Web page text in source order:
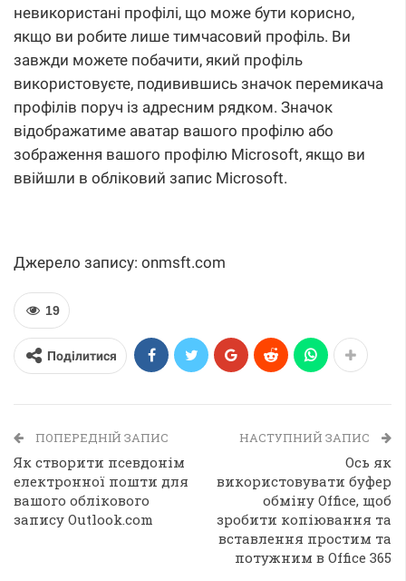
невикористані профілі, що може бути корисно,
якщо ви робите лише тимчасовий профіль. Ви
завжди можете побачити, який профіль
використовуєте, подивившись значок перемикача
профілів поруч із адресним рядком. Значок
відображатиме аватар вашого профілю або
зображення вашого профілю Microsoft, якщо ви
ввійшли в обліковий запис Microsoft.
Джерело запису: onmsft.com
19
Поділитися
ПОПЕРЕДНІЙ ЗАПИС
Як створити псевдонім
електронної пошти для
вашого облікового
запису Outlook.com
НАСТУПНИЙ ЗАПИС
Ось як
використовувати буфер
обміну Office, щоб
зробити копіювання та
вставлення простим та
потужним в Office 365